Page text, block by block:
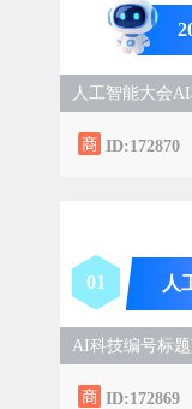
人工智能大会
ID:172870
01 人
AI科技编号标
ID:172869